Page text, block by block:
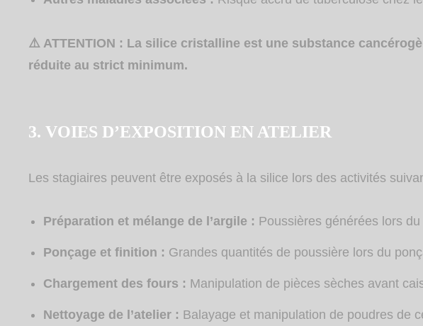
⚠ ATTENTION : La silice cristalline est une substance
réduite au strict minimum.
3. VOIES D’EXPOSITION EN ATELIER
Les stagiaires peuvent être exposés à la silice lors des activités
Préparation et mélange de l’argile : Poussières générées lors
Ponçage et finition : Grandes quantités de poussière lors du
Chargement des fours : Manipulation de pièces sèches avant
Nettoyage de l’atelier : Balayage et manipulation de poudres de